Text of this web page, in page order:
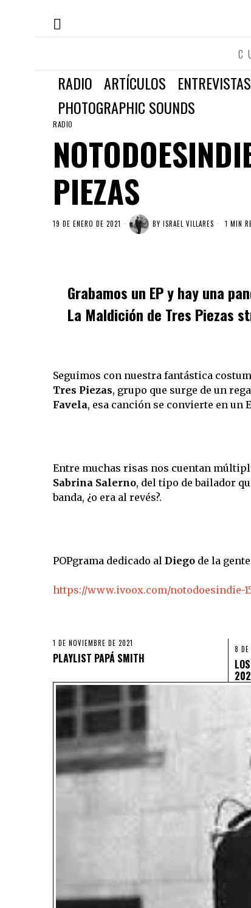
RADIO ARTÍCULOS ENTREVISTAS
PHOTOGRAPHIC SOUNDS
RADIO
PIEZAS
19 DE ENERO DE 2021 BY ISRAEL VILLARES 1 MIN
Grabamos un EP y hay una
La Maldición de Tres Piezas
Seguimos con nuestra fantástica
Tres Piezas, grupo que surge de un
Favela, esa canción se convierte en un
Entre muchas risas nos cuentan
Sabrina Salerno, del tipo de bailador
banda, ¿o era al revés?.
POPgrama dedicado al Diego de la
https://www.ivoox.com/notodoesindie-
1 DE NOVIEMBRE DE 2021
PLAYLIST PAPÁ SMITH
8 DE